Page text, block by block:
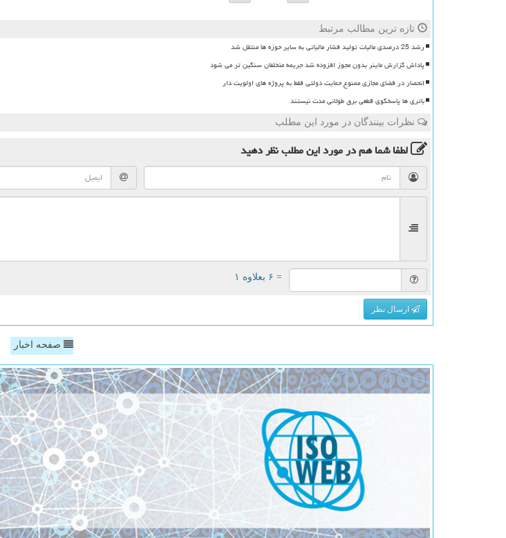
تازه ترین مطالب مرتبط
رشد 25 درصدی مالیات تولید فشار مالیاتی به سایر حوزه ها منتقل شد
پاداش گزارش ماینر بدون مجوز افزوده شد جریمه متخلفان سنگین تر می شود
انحصار در فضای مجازی ممنوع حمایت دولتی فقط به پروژه های اولویت دار
باتری ها پاسخگوی قطعی برق طولانی مدت نیستند
نظرات بینندگان در مورد این مطلب
لطفا شما همدر مورد این مطلبنظر دهید
= ۶ بعلاوه ۱
ارسال نظر
صفحه اخبار